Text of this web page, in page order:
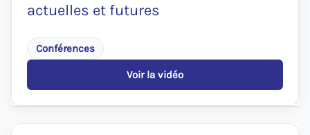
et
actuelles et futures
Conférences
Voir la vidéo
:
L’IA
en